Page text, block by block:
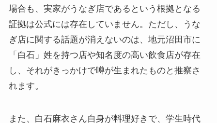
場合も、実家がうなぎ店であるという根拠となる
証拠は公式には存在していません。ただし、うな
ぎ店に関する話題が消えないのは、地元沼田市に
「白石」姓を持つ店や知名度の高い飲食店が存在
し、それがきっかけで噂が生まれたものと推察さ
れます。
また、白石麻衣さん自身が料理好きで、学生時代